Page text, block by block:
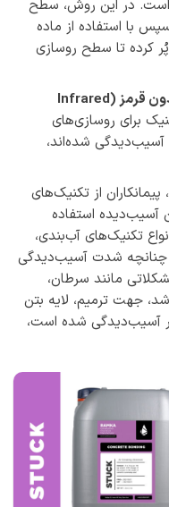
است. در این روش، سطح
با استفاده از ماده
کرده تا سطح روسازی
قرمز (Infrared
برای روسازی‌های
آسیب‌دیدگی شده‌اند،
از تکنیک‌های
آسیب‌دیده استفاده
تکنیک‌های آب‌بندی،
چنانچه شدت آسیب‌دیدگی
مانند سرطان،
جهت ترمیم، لایه بتن
آسیب‌دیدگی شده است،